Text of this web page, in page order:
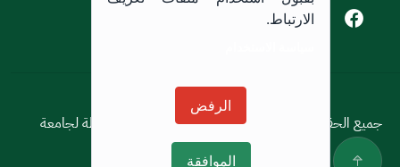
Facebook of Jouf University
X of Jouf University
سياسة الاستخدام
جميع الحقوق محفوظة © 2026 جميع الحقوق محفوظة لجامعة
الجوف
الارتباط.
الرفض
الموافقة